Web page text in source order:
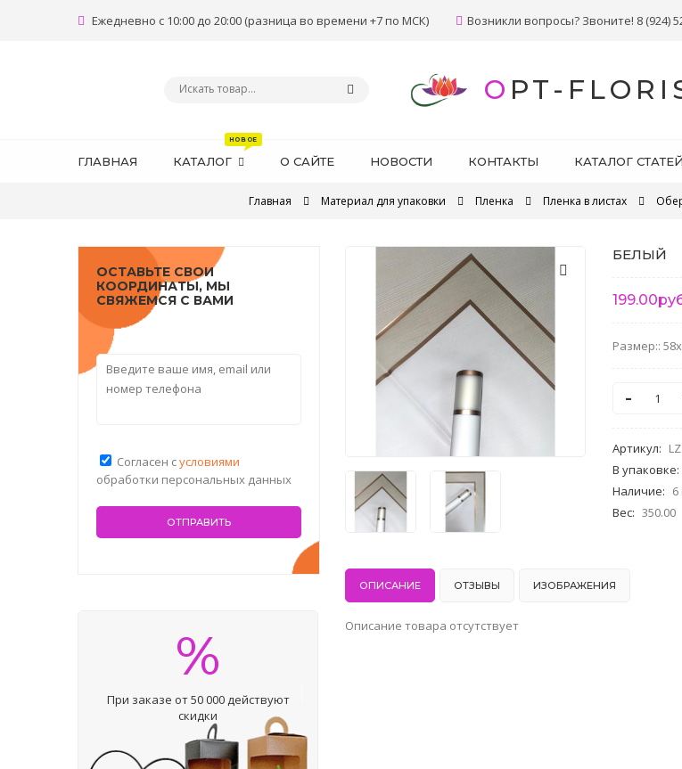
Ежедневно с 10:00 до 20:00 (разница во времени +7 по МСК) Возникли вопросы? Звоните! 8 (924)
OPT-
ГЛАВНАЯ КАТАЛОГ О САЙТЕ НОВОСТИ КОНТАКТЫ КАТАЛОГ СТАТЕЙ
Главная Материал для упаковки Пленка Пленка в листах
БЕЛЫЙ
Размер::
-
Артикул:
В упаковке:
Наличие:
Вес: 350.00
ОПИСАНИЕ ОТЗЫВЫ ИЗОБРАЖЕНИЯ
Описание товара отсутствует
ОСТАВЬТЕ СВОИ
КООРДИНАТЫ, МЫ
СВЯЖЕМСЯ С ВАМИ
Согласен сусловиями
обработки персональных данных
%
При заказе от 50 000 действуют
скидки